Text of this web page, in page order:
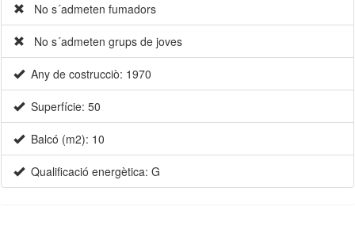
No s´admeten fumadors
No s´admeten grups de joves
Any de costrucciò: 1970
Superfície: 50
Balcó (m2): 10
Qualificació energètica: G